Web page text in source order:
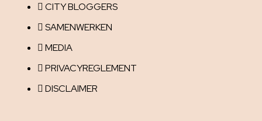
CITY BLOGGERS
SAMENWERKEN
MEDIA
PRIVACYREGLEMENT
DISCLAIMER